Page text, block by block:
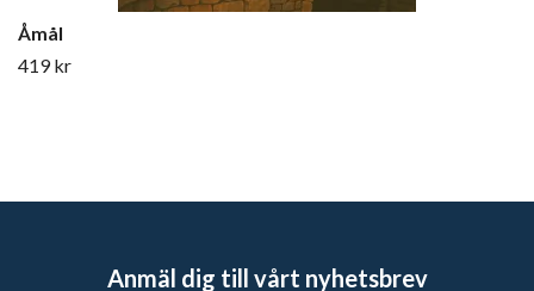
Åmål
419 kr
Anmäl dig till vårt nyhetsbrev